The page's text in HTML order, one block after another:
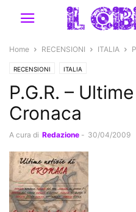
Home RECENSIONI ITALIA
RECENSIONI ITALIA
P.G.R. –
Cronaca
A cura di Redazione - 30/04/2009